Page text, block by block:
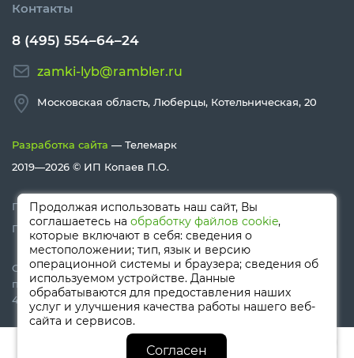
Контакты
8 (495) 554–64–24
zamki-lyb@rambler.ru
Московская область, Люберцы, Котельническая, 20
Разработка сайта — Телемарк
2019—2026 © ИП Копаев П.О.
Политика конфиденциальности
Политика Cookies
Сайт носит информационный характер и не является
публичной офертой, определяемой положениями Статьи
437 (п.2) ГК РФ
Продолжая использовать наш сайт, Вы
соглашаетесь наобработку файлов cookie,
которые включают в себя: сведения о
местоположении; тип, язык и версию
операционной системы и браузера; сведения об
используемом устройстве. Данные
обрабатываются для предоставления наших
услуг и улучшения качества работы нашего веб-
сайта и сервисов.
Согласен